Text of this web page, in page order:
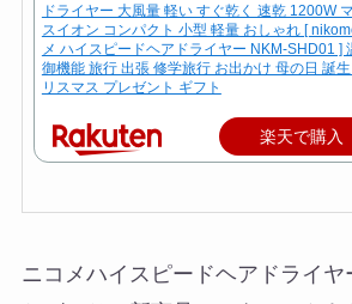
ドライヤー 大風量 軽い すぐ乾く 速乾 1200W
スイオン コンパクト 小型 軽量 おしゃれ [
メ ハイスピードヘアドライヤー NKM-SHD01 ]
御機能 旅行 出張 修学旅行 お出かけ 母の日 誕生
リスマス プレゼント ギフト
楽天で購入
ニコメハイスピードヘアドライ